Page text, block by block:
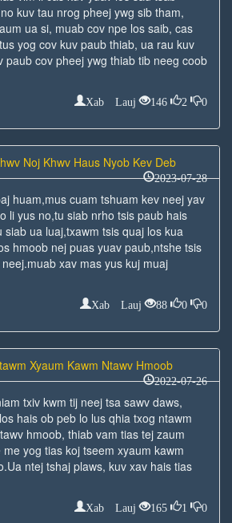
kuv tau nrog pheej ywg sib tham,
ua si, muab cov npe los saib, cas
yog cov kuv paub thiab, ua rau kuv
paub cov pheej ywg thiab tib neeg coob
Xab Lauj 146 2 0
Noj Khwv Haus Nyob Kev Deb
2023-07-28
huam,mus cuam tshuam kev neej yav
li yus no,tu siab nrho tsis paub hais
siab ua luaj,txawm tsis quaj los kua
hmoob nej puas yuav paub,ntshe tsis
xav mas yus kuj muaj
Xab Lauj 88 0 0
Xyaum Kawm Ntawv Hmoob
2022-07-26
txiv kwm tij neej tsa sawv daws,
hais ob peb lo lus qhia txog ntawm
hmoob, thiab vam tias tej zaum
yog tias koj tseem xyaum kawm
ntej tshaj plaws, kuv xav hais tias
Xab Lauj 165 1 0